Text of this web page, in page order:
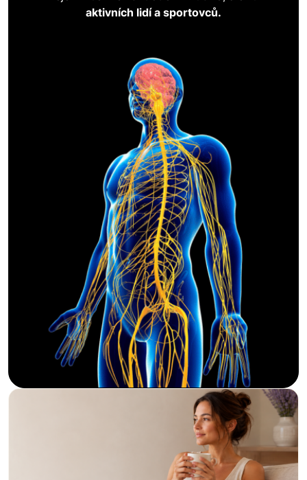
aktivních lidí a sportovců.